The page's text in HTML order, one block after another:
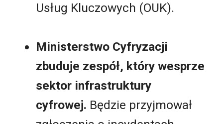
Usług Kluczowych (OUK).
Ministerstwo Cyfryzacji
zbuduje zespół, który wesprze
sektor infrastruktury
cyfrowej. Będzie przyjmował